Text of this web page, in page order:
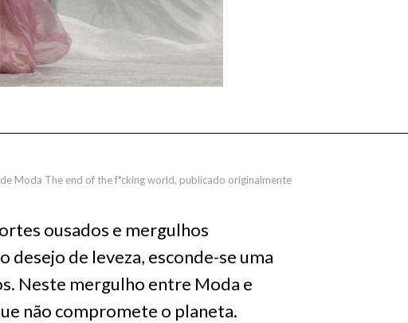
Moda The end of the f*cking world, publicado originalmente
ousados e mergulhos
de leveza, esconde-se uma
Neste mergulho entre Moda e
não compromete o planeta.